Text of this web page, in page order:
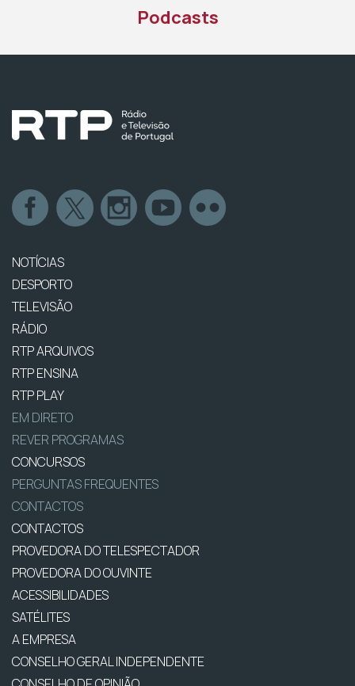
Podcasts
NOTÍCIAS
DESPORTO
TELEVISÃO
RÁDIO
RTP ARQUIVOS
RTP ENSINA
RTP PLAY
EM DIRETO
REVER PROGRAMAS
CONCURSOS
PERGUNTAS FREQUENTES
CONTACTOS
CONTACTOS
PROVEDORA DO TELESPECTADOR
PROVEDORA DO OUVINTE
ACESSIBILIDADES
SATÉLITES
A EMPRESA
CONSELHO GERAL INDEPENDENTE